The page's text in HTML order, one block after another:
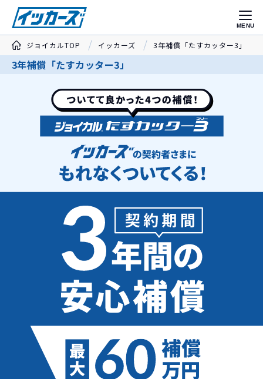
MENU
ジョイカルTOP イッカーズ 3年補償「たすカッター3」
3年補償「たすカッター3」